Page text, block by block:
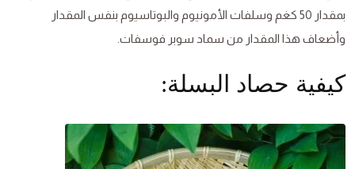
بمقدار 50 كغم وسلفات الأمونيوم والبوتاسيوم بنفس المقدار
وأضعاف هذا المقدار من سماد سوبر فوسفات.
كيفية حصاد البسلة: